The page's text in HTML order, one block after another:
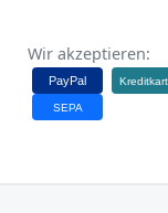
Wir akzeptieren:
PayPal
SEPA